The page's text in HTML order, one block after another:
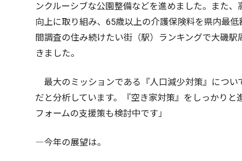
ンクルーシブな公園整備などを進めました。また
向上に取り組み、65歳以上の介護保険料を県内最
間調査の住み続けたい街（駅）ランキングで大磯
きました。
最大のミッションである『人口減少対策』につい
だと分析しています。『空き家対策』をしっかり
フォームの支援策も検討中です」
―今年の展望は。